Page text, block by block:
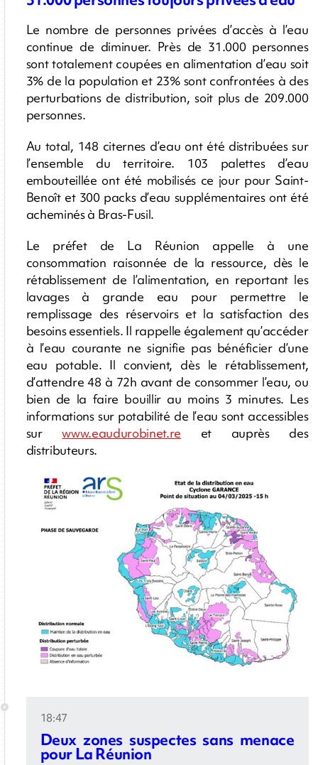
Le nombre de personnes privées d’accès à l’eau
continue de diminuer. Près de 31.000 personnes
sont totalement coupées en alimentation d’eau soit
3% de la population et 23% sont confrontées à des
perturbations de distribution, soit plus de 209.000
personnes.
Au total, 148 citernes d’eau ont été distribuées sur
l’ensemble du territoire. 103 palettes d’eau
embouteillée ont été mobilisés ce jour pour Saint-
Benoît et 300 packs d’eau supplémentaires ont été
acheminés à Bras-Fusil.
Le préfet de La Réunion appelle à une
consommation raisonnée de la ressource, dès le
rétablissement de l’alimentation, en reportant les
lavages à grande eau pour permettre le
remplissage des réservoirs et la satisfaction des
besoins essentiels. Il rappelle également qu’accéder
à l’eau courante ne signifie pas bénéficier d’une
eau potable. Il convient, dès le rétablissement,
d’attendre 48 à 72h avant de consommer l’eau, ou
bien de la faire bouillir au moins 3 minutes. Les
informations sur potabilité de l’eau sont accessibles
surwww.eaudurobinet.re et auprès des
distributeurs.
18:47
Deux zones suspectes sans menace
pour La Réunion